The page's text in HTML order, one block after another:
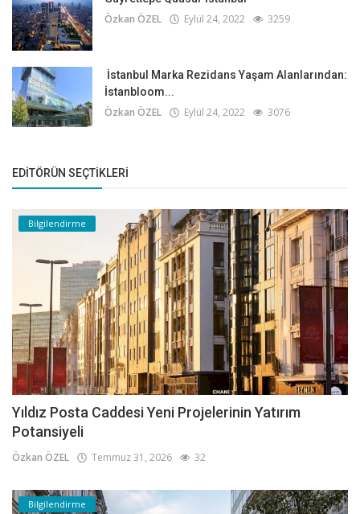
Özkan ÖZEL Eylül 24, 2022 3259
İstanbul Marka Rezidans Yaşam Alanlarından:
İstanbloom...
Özkan ÖZEL Eylül 24, 2022 3076
EDITÖRÜN SEÇTIKLERI
Bilgilendirme
Yıldız Posta Caddesi Yeni Projelerinin Yatırım
Potansiyeli
Özkan ÖZEL Temmuz 31, 2026 32
Bilgilendirme